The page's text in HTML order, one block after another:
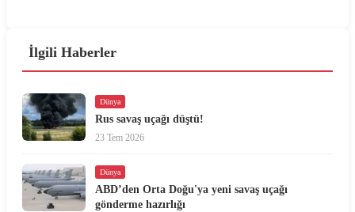
İlgili Haberler
Dünya
Rus savaş uçağı düştü!
23 Tem 2026
Dünya
ABD’den Orta Doğu'ya yeni savaş uçağı
gönderme hazırlığı